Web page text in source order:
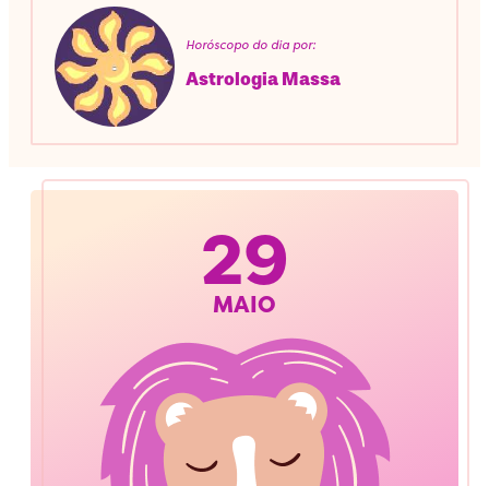
Horóscopo do dia por:
Astrologia Massa
29
MAIO